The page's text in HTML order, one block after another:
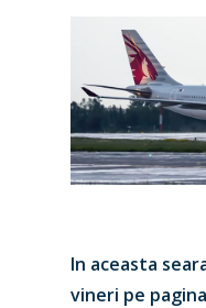
In aceasta
vineri pe